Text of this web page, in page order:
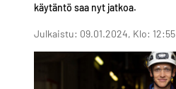
käytäntö saa nyt jatkoa.
Julkaistu: 09.01.2024, Klo: 12:55